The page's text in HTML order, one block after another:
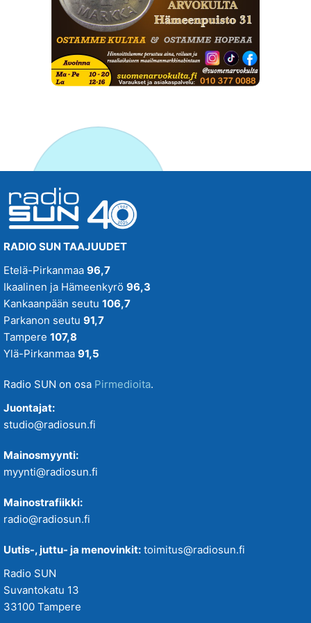
RADIO SUN TAAJUUDET
Etelä-Pirkanmaa 96,7
Ikaalinen ja Hämeenkyrö 96,3
Kankaanpään seutu 106,7
Parkanon seutu 91,7
Tampere 107,8
Ylä-Pirkanmaa 91,5
Radio SUN on osa Pirmedioita.
Juontajat:
studio@radiosun.fi
Mainosmyynti:
myynti@radiosun.fi
Mainostrafiikki:
radio@radiosun.fi
Uutis-, juttu- ja menovinkit: toimitus@radiosun.fi
Radio SUN
Suvantokatu 13
33100 Tampere